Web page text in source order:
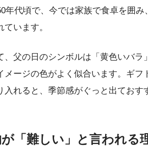
年代頃で、今では家族で食卓を囲
います。
父の日のシンボルは「黄色いバラ
ージの色がよく似合います。ギフ
れると、季節感がぐっと出ておす
「難しい」と言われる